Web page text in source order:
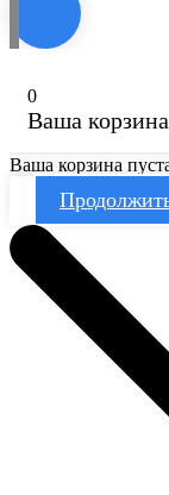
0
Ваша корзина
Ваша корзина